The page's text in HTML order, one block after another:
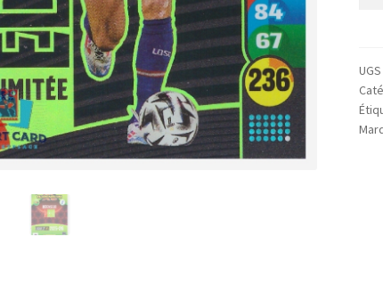
XL
26
-
UGS